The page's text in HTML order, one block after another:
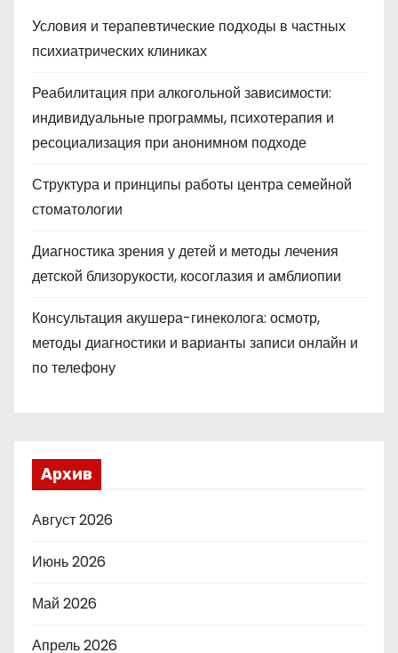
Условия и терапевтические подходы в частных
психиатрических клиниках
Реабилитация при алкогольной зависимости:
индивидуальные программы, психотерапия и
ресоциализация при анонимном подходе
Структура и принципы работы центра семейной
стоматологии
Диагностика зрения у детей и методы лечения
детской близорукости, косоглазия и амблиопии
Консультация акушера-гинеколога: осмотр,
методы диагностики и варианты записи онлайн и
по телефону
Архив
Август 2026
Июнь 2026
Май 2026
Апрель 2026